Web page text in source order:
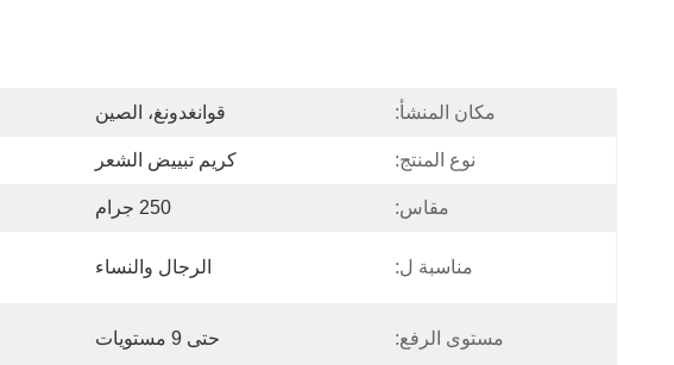
مكان المنشأ: قوانغدونغ، الصين
نوع المنتج: كريم تبييض الشعر
مقاس: 250 جرام
مناسبة ل: الرجال والنساء
مستوى الرفع: حتى 9 مستويات